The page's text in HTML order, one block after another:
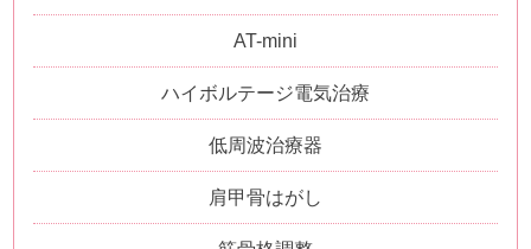
AT-mini
ハイボルテージ電気治療
低周波治療器
肩甲骨はがし